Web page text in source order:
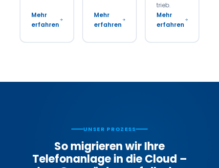
Mehr
erfahren
Mehr
erfahren
trieb.
Mehr
erfahren
UNSER PROZESS
So migrieren wir Ihre
Telefonanlage in die Cloud –